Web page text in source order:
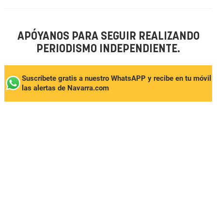
APÓYANOS PARA SEGUIR REALIZANDO
PERIODISMO INDEPENDIENTE.
Suscríbete gratis a nuestro WhatsAPP y recibe en tu móvil
las alertas de Navarra.com